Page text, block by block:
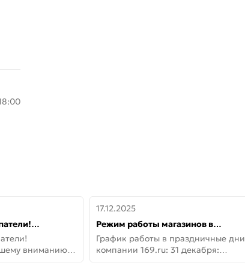
вниманию
вниманию
Новая
17.12.2025
Режим работы магазинов в
праздничные дни с 31 декабря по
11 января
График работы в праздничные дни
компании 169.ru: 31 декабря:
Заказы, самовывоз и доставки —